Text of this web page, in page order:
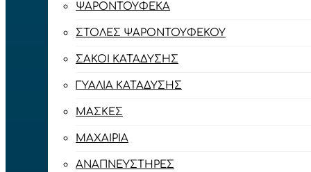
ΨΑΡΟΝΤΟΎΦΕΚΑ
ΣΤΟΛΈΣ ΨΑΡΟΝΤΟΎΦΕΚΟΥ
ΣΆΚΟΙ ΚΑΤΆΔΥΣΗΣ
ΓΥΑΛΙΆ ΚΑΤΆΔΥΣΗΣ
ΜΆΣΚΕΣ
ΜΑΧΑΊΡΙΑ
ΑΝΑΠΝΕΥΣΤΉΡΕΣ